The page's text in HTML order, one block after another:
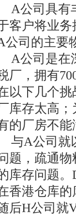
A公司具有
客户将业
公司的主要
A公司是在
厂，拥有
以下几个
库存太高
的厂房不
与A公司就
题，疏通
库存问题
香港仓库
后H公司就